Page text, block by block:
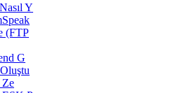
Y
(FTP
G
Ze